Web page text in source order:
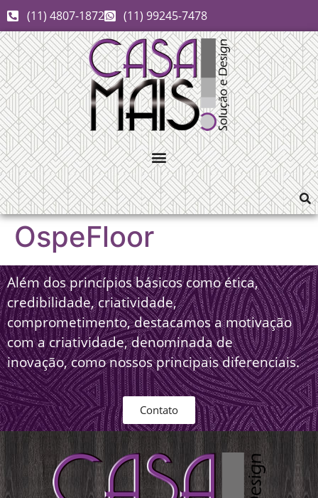
(11) 4807-1872 (11) 99245-7478
OspeFloor
Além dos princípios básicos como ética,
credibilidade, criatividade,
comprometimento, destacamos a motivação
com a criatividade, denominada de
inovação, como nossos principais diferenciais.
Contato